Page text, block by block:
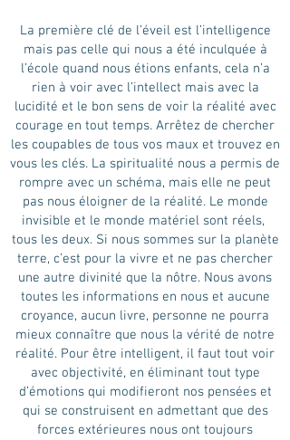
La première clé de l’éveil est l’intelligence
mais pas celle qui nous a été inculquée à
l’école quand nous étions enfants, cela n’a
rien à voir avec l’intellect mais avec la
lucidité et le bon sens de voir la réalité avec
courage en tout temps. Arrêtez de chercher
les coupables de tous vos maux et trouvez en
vous les clés. La spiritualité nous a permis de
rompre avec un schéma, mais elle ne peut
pas nous éloigner de la réalité. Le monde
invisible et le monde matériel sont réels,
tous les deux. Si nous sommes sur la planète
terre, c’est pour la vivre et ne pas chercher
une autre divinité que la nôtre. Nous avons
toutes les informations en nous et aucune
croyance, aucun livre, personne ne pourra
mieux connaître que nous la vérité de notre
réalité. Pour être intelligent, il faut tout voir
avec objectivité, en éliminant tout type
d’émotions qui modifieront nos pensées et
qui se construisent en admettant que des
forces extérieures nous ont toujours